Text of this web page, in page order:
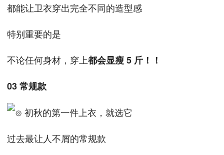
都能让卫衣穿出完全不同的造型感
特别重要的是
不论任何身材，穿上都会显瘦 5 斤！ ！
03 常规款
过去最让人不屑的常规款